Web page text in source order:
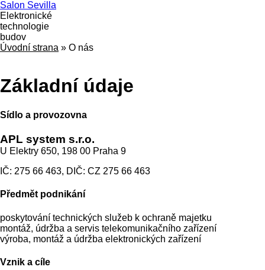
Salon Sevilla
Elektronické
technologie
budov
Úvodní strana » O nás
Základní údaje
Sídlo a provozovna
APL system s.r.o.
U Elektry 650, 198 00 Praha 9
IČ: 275 66 463, DIČ: CZ 275 66 463
Předmět podnikání
poskytování technických služeb k ochraně majetku
montáž, údržba a servis telekomunikačního zařízení
výroba, montáž a údržba elektronických zařízení
Vznik a cíle